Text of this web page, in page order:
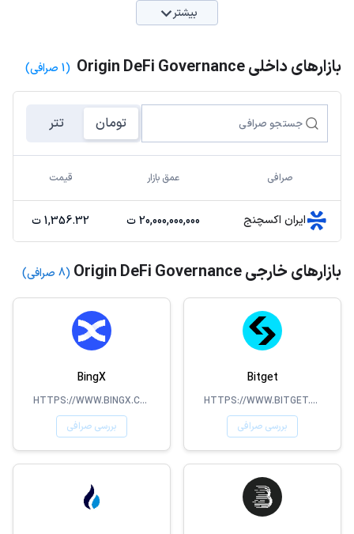
بیشتر
بازارهای داخلی Origin DeFi Governance (1 صرافی)
تومان تتر
صرافی عمق بازار قیمت
ایران اکسچنج 20,000,000,000 ت 1,356.32 ت
بازارهای خارجی Origin DeFi Governance (8 صرافی)
Bitget
HTTPS://WWW.BITGET.COM
بررسی صرافی
BingX
HTTPS://WWW.BINGX.COM/EN-US/
بررسی صرافی